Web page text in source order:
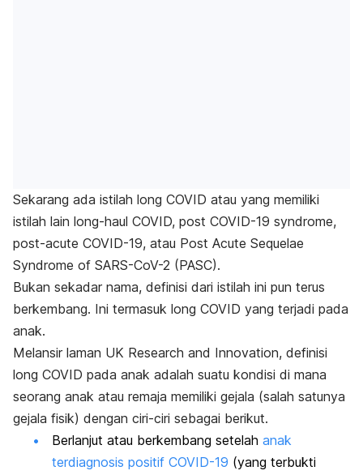
Sekarang ada istilah long COVID atau yang memiliki
istilah lain long-haul COVID, post COVID-19 syndrome,
post-acute COVID-19, atau Post Acute Sequelae
Syndrome of SARS-CoV-2 (PASC).
Bukan sekadar nama, definisi dari istilah ini pun terus
berkembang. Ini termasuk long COVID yang terjadi pada
anak.
Melansir laman UK Research and Innovation, definisi
long COVID pada anak adalah suatu kondisi di mana
seorang anak atau remaja memiliki gejala (salah satunya
gejala fisik) dengan ciri-ciri sebagai berikut.
Berlanjut atau berkembang setelah anak
terdiagnosis positif COVID-19 (yang terbukti